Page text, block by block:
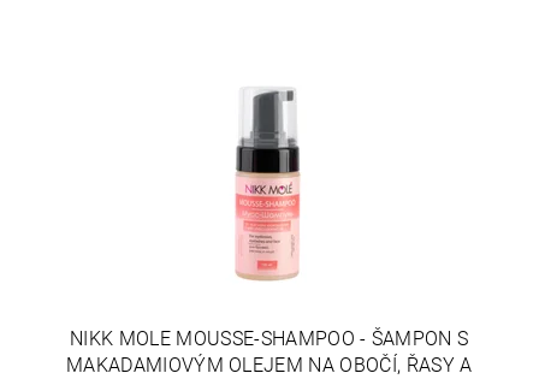
NIKK MOLE MOUSSE-SHAMPOO - ŠAMPON S
MAKADAMIOVÝM OLEJEM NA OBOČÍ, ŘASY A